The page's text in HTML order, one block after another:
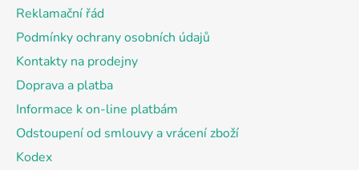
Reklamační řád
Podmínky ochrany osobních údajů
Kontakty na prodejny
Doprava a platba
Informace k on-line platbám
Odstoupení od smlouvy a vrácení zboží
Kodex